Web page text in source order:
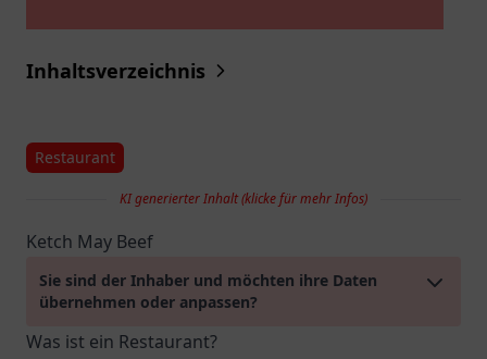
Inhaltsverzeichnis
Restaurant
KI generierter Inhalt (klicke für mehr Infos)
Ketch May Beef
Sie sind der Inhaber und möchten ihre Daten
übernehmen oder anpassen?
Was ist ein Restaurant?